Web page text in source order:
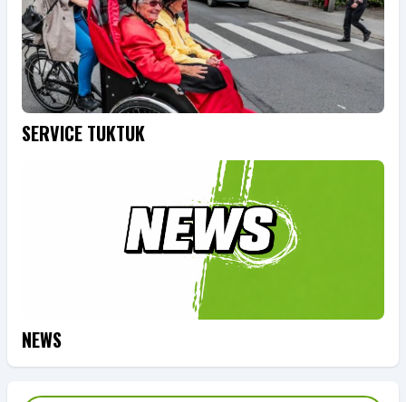
SERVICE TUKTUK
NEWS